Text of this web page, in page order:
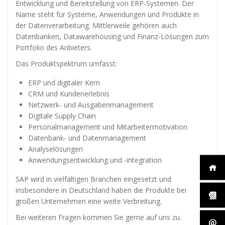
Entwicklung und Bereitstellung von ERP-Systemen. Der
Name steht für Systeme, Anwendungen und Produkte in
der Datenverarbeitung. Mittlerweile gehören auch
Datenbanken, Datawarehousing und Finanz-Lösungen zum
Portfolio des Anbieters.
Das Produktspektrum umfasst:
ERP und digitaler Kern
CRM und Kundenerlebnis
Netzwerk- und Ausgabenmanagement
Digitale Supply Chain
Personalmanagement und Mitarbeitermotivation
Datenbank- und Datenmanagement
Analyselösungen
Anwendungsentwicklung und -integration
SAP wird in vielfältigen Branchen eingesetzt und
insbesondere in Deutschland haben die Produkte bei
großen Unternehmen eine weite Verbreitung.
Bei weiteren Fragen kommen Sie gerne auf uns zu.
ablehnen,
werden
einige
Funktionen
Website
verfügbar
sein.
Marketing
„Marketing Cookies“
ermöglichen es uns,
die Anzeige
Inhalte durch
Erfassen und
Analysieren Ihres
Nutzungsverhaltens.
Dies erfolgt auch